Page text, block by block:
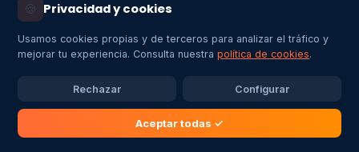
Suelo radiante
Calor uniforme
Radiadores:
🍪 Privacidad y cookies
Usamos cookies propias y de terceros para analizar el tráfico y
mejorar tu experiencia. Consulta nuestrapolítica de cookies.
Rechazar Configurar
Aceptar todas ✓